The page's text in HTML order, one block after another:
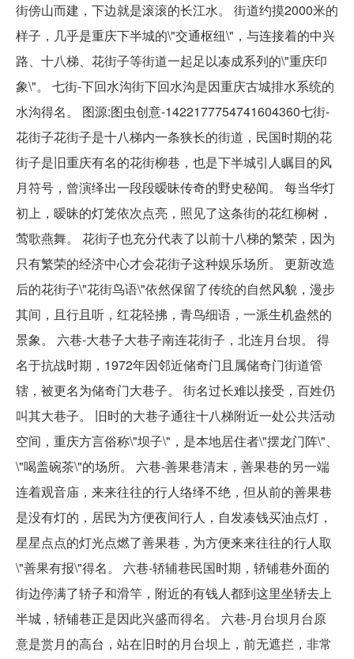
街傍山而建，下边就是滚滚的长江水。 街道约摸2000米的
样子，几乎是重庆下半城的\"交通枢纽\"，与连接着的中兴
路、十八梯、花街子等街道一起足以凑成系列的\"重庆印
象\"。 七街-下回水沟街下回水沟是因重庆古城排水系统的
水沟得名。 图源:图虫创意-1422177754741604360七街-
花街子花街子是十八梯内一条狭长的街道，民国时期的花
街子是旧重庆有名的花街柳巷，也是下半城引人瞩目的风
月符号，曾演绎出一段段暧昧传奇的野史秘闻。 每当华灯
初上，暧昧的灯笼依次点亮，照见了这条街的花红柳树，
莺歌燕舞。 花街子也充分代表了以前十八梯的繁荣，因为
只有繁荣的经济中心才会花街子这种娱乐场所。 更新改造
后的花街子\"花街鸟语\"依然保留了传统的自然风貌，漫步
其间，且行且听，红花轻拂，青鸟细语，一派生机盎然的
景象。 六巷-大巷子大巷子南连花街子，北连月台坝。 得
名于抗战时期，1972年因邻近储奇门且属储奇门街道管
辖，被更名为储奇门大巷子。 街名过长难以接受，百姓仍
叫其大巷子。 旧时的大巷子通往十八梯附近一处公共活动
空间，重庆方言俗称\"坝子\"，是本地居住者\"摆龙门阵\"、
\"喝盖碗茶\"的场所。 六巷-善果巷清末，善果巷的另一端
连着观音庙，来来往往的行人络绎不绝，但从前的善果巷
是没有灯的，居民为方便夜间行人，自发凑钱买油点灯，
星星点点的灯光点燃了善果巷，为方便来来往往的行人取
\"善果有报\"得名。 六巷-轿辅巷民国时期，轿铺巷外面的
街边停满了轿子和滑竿，附近的有钱人都到这里坐轿去上
半城，轿铺巷正是因此兴盛而得名。 六巷-月台坝月台原
意是赏月的高台，站在旧时的月台坝上，前无遮拦，非常